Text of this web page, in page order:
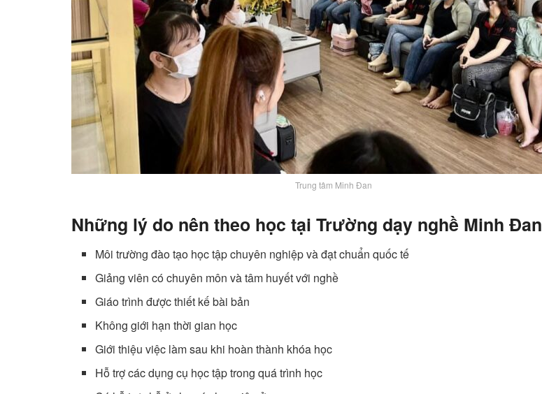
Trung tâm Minh Đan
Những lý do nên theo học tại Trường dạy nghề Minh Đan
Môi trường đào tạo học tập chuyên nghiệp và đạt chuẩn quốc tế
Giảng viên có chuyên môn và tâm huyết với nghề
Giáo trình được thiết kế bài bản
Không giới hạn thời gian học
Giới thiệu việc làm sau khi hoàn thành khóa học
Hỗ trợ các dụng cụ học tập trong quá trình học